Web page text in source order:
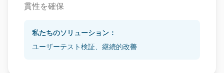
貫性を確保
私たちのソリューション：
ユーザーテスト検証、継続的改善